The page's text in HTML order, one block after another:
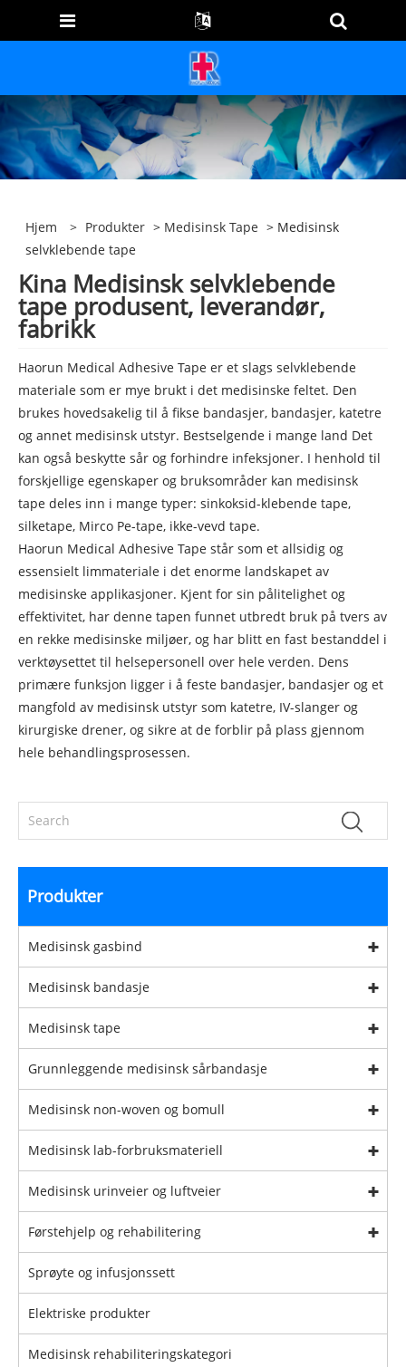
Hjem > Produkter > Medisinsk Tape > Medisinsk
selvklebende tape
Kina Medisinsk selvklebende
tape produsent, leverandør,
fabrikk
Haorun Medical Adhesive Tape er et slags selvklebende
materiale som er mye brukt i det medisinske feltet. Den
brukes hovedsakelig til å fikse bandasjer, bandasjer, katetre
og annet medisinsk utstyr. Bestselgende i mange land Det
kan også beskytte sår og forhindre infeksjoner. I henhold til
forskjellige egenskaper og bruksområder kan medisinsk
tape deles inn i mange typer: sinkoksid-klebende tape,
silketape, Mirco Pe-tape, ikke-vevd tape.
Haorun Medical Adhesive Tape står som et allsidig og
essensielt limmateriale i det enorme landskapet av
medisinske applikasjoner. Kjent for sin pålitelighet og
effektivitet, har denne tapen funnet utbredt bruk på tvers av
en rekke medisinske miljøer, og har blitt en fast bestanddel i
verktøysettet til helsepersonell over hele verden. Dens
primære funksjon ligger i å feste bandasjer, bandasjer og et
mangfold av medisinsk utstyr som katetre, IV-slanger og
kirurgiske drener, og sikre at de forblir på plass gjennom
hele behandlingsprosessen.
Produkter
Medisinsk gasbind
Medisinsk bandasje
Medisinsk tape
Grunnleggende medisinsk sårbandasje
Medisinsk non-woven og bomull
Medisinsk lab-forbruksmateriell
Medisinsk urinveier og luftveier
Førstehjelp og rehabilitering
Sprøyte og infusjonssett
Elektriske produkter
Medisinsk rehabiliteringskategori